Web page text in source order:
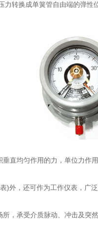
转换成单簧管自由端的弹性
直均匀作用的力，单位力作
)外，还可作为工作仪表，广
所，承受介质脉动、冲击及突